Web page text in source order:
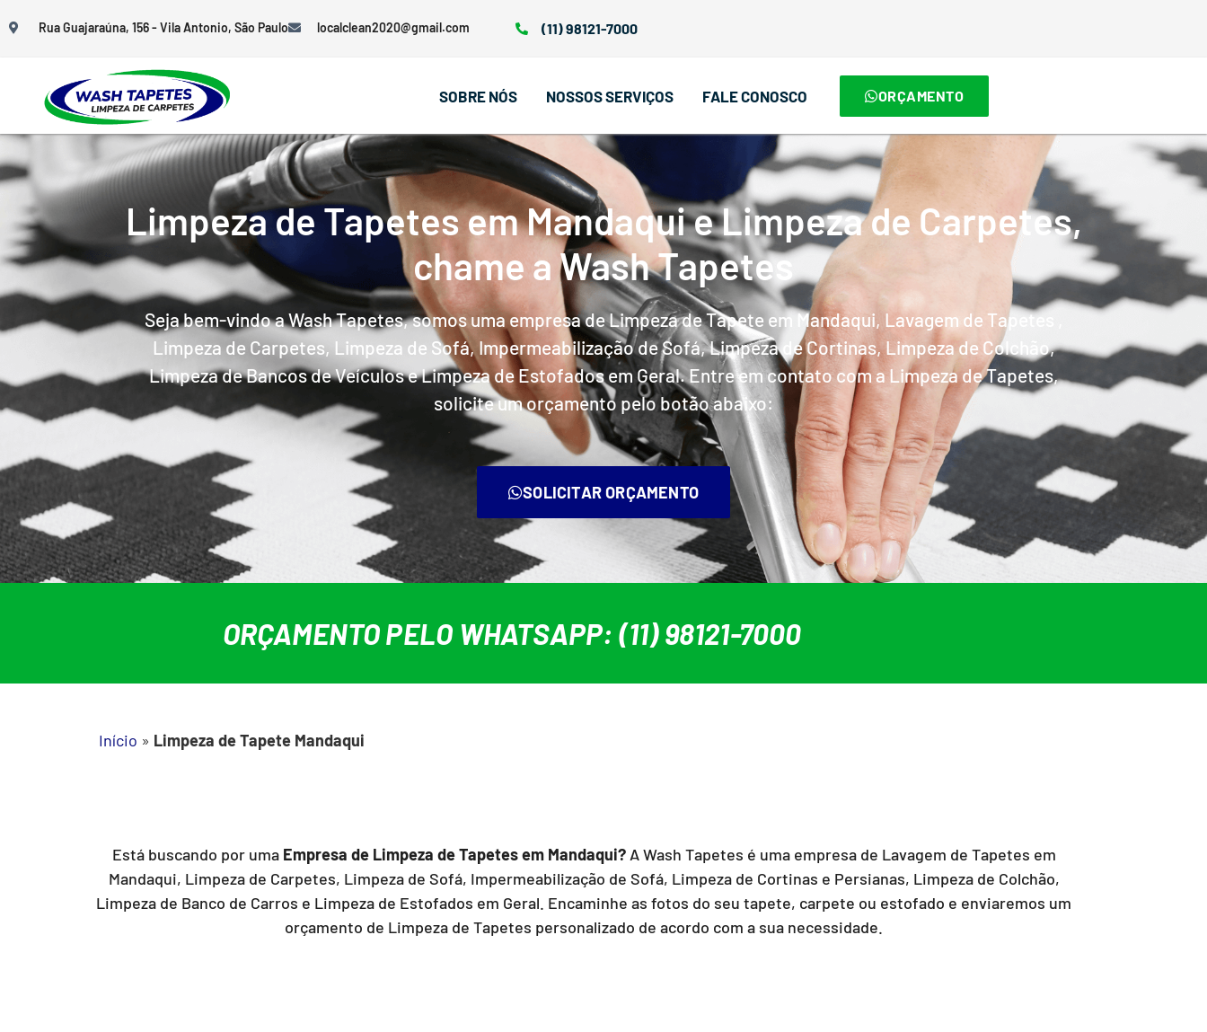
Rua Guajaraúna, 156 - Vila Antonio, São Paulo localclean2020@gmail.com (11) 98121-7000
SOBRE NÓS NOSSOS SERVIÇOS FALE CONOSCO ORÇAMENTO
Limpeza de Tapetes em Mandaqui e Limpeza de Carpetes,
chame a Wash Tapetes
Seja bem-vindo a Wash Tapetes, somos uma empresa de Limpeza de Tapete em Mandaqui, Lavagem de Tapetes ,
Limpeza de Carpetes, Limpeza de Sofá, Impermeabilização de Sofá, Limpeza de Cortinas, Limpeza de Colchão,
Limpeza de Bancos de Veículos e Limpeza de Estofados em Geral. Entre em contato com a Limpeza de Tapetes,
solicite um orçamento pelo botão abaixo:
SOLICITAR ORÇAMENTO
ORÇAMENTO PELO WHATSAPP: (11) 98121-7000
Início » Limpeza de Tapete Mandaqui
Está buscando por uma Empresa de Limpeza de Tapetes em Mandaqui? A Wash Tapetes é uma empresa de Lavagem de Tapetes em
Mandaqui, Limpeza de Carpetes, Limpeza de Sofá, Impermeabilização de Sofá, Limpeza de Cortinas e Persianas, Limpeza de Colchão,
Limpeza de Banco de Carros e Limpeza de Estofados em Geral. Encaminhe as fotos do seu tapete, carpete ou estofado e enviaremos um
orçamento de Limpeza de Tapetes personalizado de acordo com a sua necessidade.